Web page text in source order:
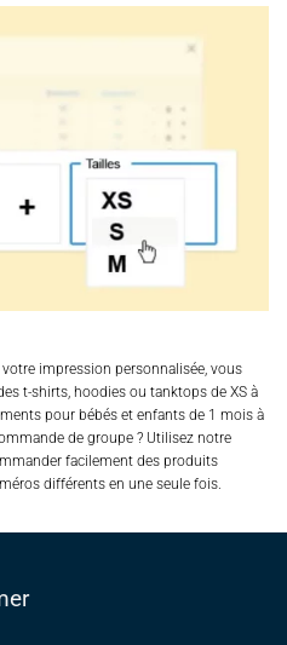
impression personnalisée, vous
t-shirts, hoodies ou tanktops de XS à
pour bébés et enfants de 1 mois à
de groupe ? Utilisez notre
facilement des produits
différents en une seule fois.